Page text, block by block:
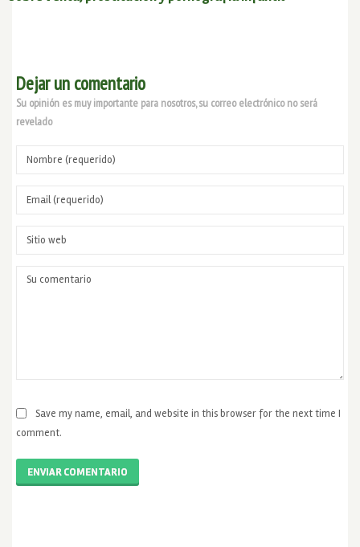
Dejar un comentario
Su opinión es muy importante para nosotros, su correo electrónico no será
revelado
Save my name, email, and website in this browser for the next time I
comment.
ENVIAR COMENTARIO